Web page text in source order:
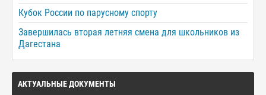
Кубок России по парусному спорту
Завершилась вторая летняя смена для школьников из
Дагестана
АКТУАЛЬНЫЕ ДОКУМЕНТЫ